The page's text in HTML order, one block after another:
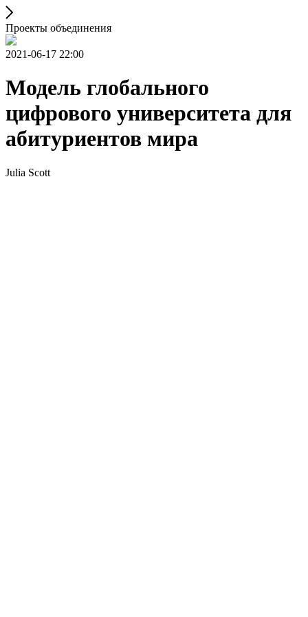
Проекты объединения
2021-06-17 22:00
Модель глобального
цифрового университета для
абитуриентов мира
Julia Scott